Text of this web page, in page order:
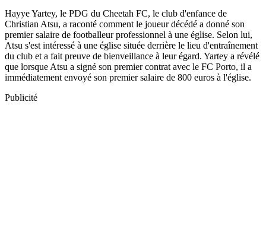
Hayye Yartey, le PDG du Cheetah FC, le club d'enfance de
Christian Atsu, a raconté comment le joueur décédé a donné son
premier salaire de footballeur professionnel à une église. Selon lui,
Atsu s'est intéressé à une église située derrière le lieu d'entraînement
du club et a fait preuve de bienveillance à leur égard. Yartey a révélé
que lorsque Atsu a signé son premier contrat avec le FC Porto, il a
immédiatement envoyé son premier salaire de 800 euros à l'église.
Publicité